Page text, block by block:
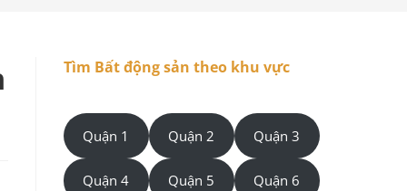
Tìm Bất động sản theo khu vực
Quận 1 Quận 2 Quận 3
Quận 4 Quận 5 Quận 6